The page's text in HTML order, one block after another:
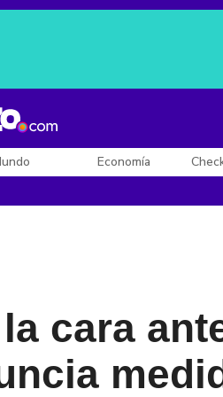
Economía
cara